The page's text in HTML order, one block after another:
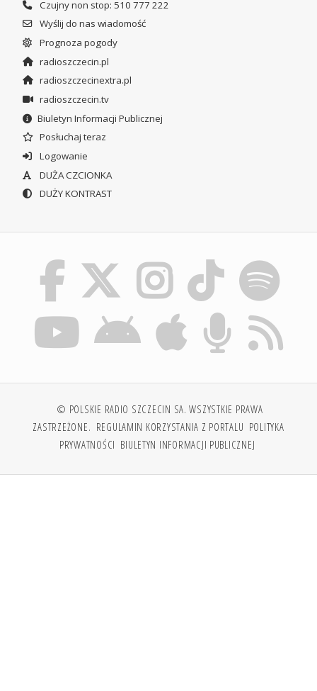
Czujny non stop: 510 777 222
Wyślij do nas wiadomość
Prognoza pogody
radioszczecin.pl
radioszczecinextra.pl
radioszczecin.tv
Biuletyn Informacji Publicznej
Posłuchaj teraz
Logowanie
DUŻA CZCIONKA
DUŻY KONTRAST
© POLSKIE RADIO SZCZECIN SA. WSZYSTKIE PRAWA
ZASTRZEŻONE. REGULAMIN KORZYSTANIA Z PORTALU POLITYKA
PRYWATNOŚCI BIULETYN INFORMACJI PUBLICZNEJ